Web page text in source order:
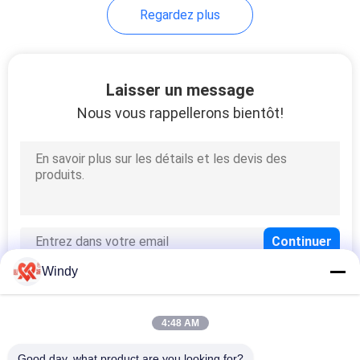
Amortisseurs
remplis de mousse
Amortisseurs en
caoutchouc de D
Regardez plus
Laisser un message
Nous vous rappellerons bientôt!
Catégories populaires
Windy
4:48 AM